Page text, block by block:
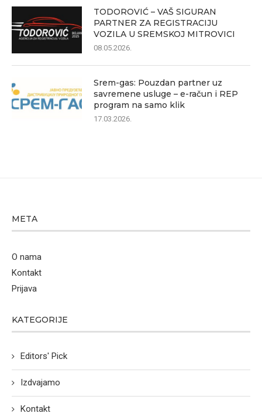
TODOROVIĆ – VAŠ SIGURAN
PARTNER ZA REGISTRACIJU
VOZILA U SREMSKOJ MITROVICI
08.05.2026.
Srem-gas: Pouzdan partner uz
savremene usluge – e-račun i REP
program na samo klik
17.03.2026.
META
O nama
Kontakt
Prijava
KATEGORIJE
Editors' Pick
Izdvajamo
Kontakt